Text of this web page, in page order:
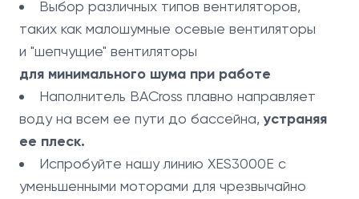
Выбор различных типов вентиляторов,
таких как малошумные осевые вентиляторы
и "шепчущие" вентиляторы
для минимального шума при работе
Наполнитель BACross плавно направляет
воду на всем ее пути до бассейна,устраняя
ее плеск.
Испробуйте нашу линию XES3000E с
уменьшенными моторами для чрезвычайно